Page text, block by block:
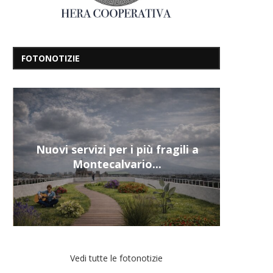
FOTONOTIZIE
Nuovi servizi per i più fragili a
Montecalvario...
Vedi tutte le fotonotizie